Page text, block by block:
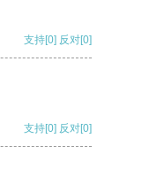
支持[0] 反对[0]
支持[0] 反对[0]